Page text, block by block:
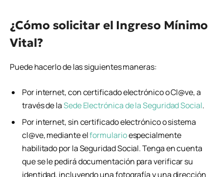
¿Cómo solicitar el Ingreso Mínimo
Vital?
Puede hacerlo de las siguientes maneras:
Por internet, con certificado electrónico o Cl@ve, a
través de laSede Electrónica de la Seguridad Social.
Por internet, sin certificado electrónico o sistema
cl@ve, mediante elformularioespecialmente
habilitado por la Seguridad Social. Tenga en cuenta
que se le pedirá documentación para verificar su
identidad, incluyendo una fotografía y una dirección